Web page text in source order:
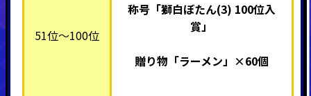
51位～100位
称号「獅白ぼたん(3) 100位入
賞」
贈り物「ラーメン」×60個